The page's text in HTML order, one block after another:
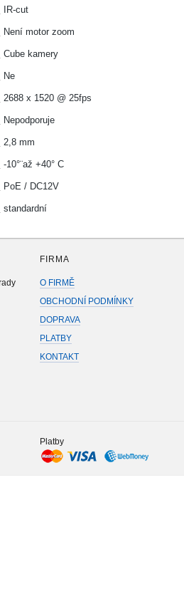
IR-cut
Není motor zoom
Cube kamery
Ne
2688 x 1520 @ 25fps
Nepodporuje
2,8 mm
-10°¨až +40° C
PoE / DC12V
standardní
FIRMA
O FIRMĚ
OBCHODNÍ PODMÍNKY
DOPRAVA
PLATBY
KONTAKT
Platby